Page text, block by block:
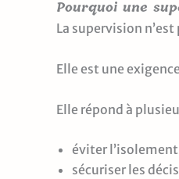
Pourquoi une
La supervision
Elle est une
Elle répond à
éviter
sécuriser les